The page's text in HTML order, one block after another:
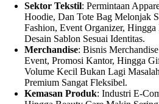
Sektor Tekstil: Permintaan
Hoodie, Dan Tote Bag Melonjak
Fashion, Event Organizer,
Desain Sablon Sesuai Identitas.
Merchandise: Bisnis
Event, Promosi Kantor, Hingga
Volume Kecil Bukan Lagi
Premium Sangat Fleksibel.
Kemasan Produk: Industri E-